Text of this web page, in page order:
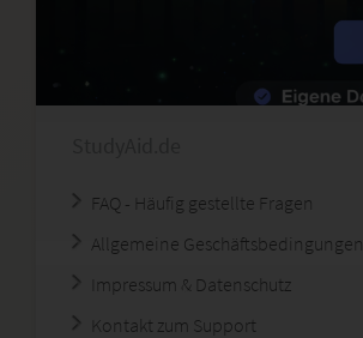
FAQ - Häufig gestellte Fragen
Allgemeine Geschäftsbedingungen
Impressum & Datenschutz
Kontakt zum Support